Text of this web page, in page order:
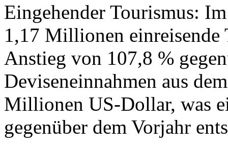
Eingehender Tourismus:
1,17 Millionen einreisende
Anstieg von 107,8 %
Deviseneinnahmen aus
Millionen US-Dollar, was
gegenüber dem Vorjahr